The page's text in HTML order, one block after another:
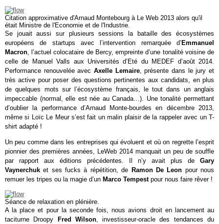
Citation approximative d'Arnaud Montebourg à Le Web 2013 alors qu'il
était Ministre de l'Economie et de l'Industrie.
Se jouait aussi sur plusieurs sessions la bataille des écosystèmes
européens de startups avec l’intervention remarquée d’ Emmanuel
Macron, l’actuel colocataire de Bercy, empreinte d’une tonalité voisine de
celle de Manuel Valls aux Universités d’Eté du MEDEF d’août 2014.
Performance renouvelée avec Axelle Lemaire, présente dans le jury et
très active pour poser des questions pertinentes aux candidats, en plus
de quelques mots sur l’écosystème français, le tout dans un anglais
impeccable (normal, elle est née au Canada…). Une tonalité permettant
d’oublier la performance d’Arnaud Monte-bourdes en décembre 2013,
même si Loïc Le Meur s’est fait un malin plaisir de la rappeler avec un T-
shirt adapté !
Un peu comme dans les entreprises qui évoluent et où on regrette l’esprit
pionnier des premières années, LeWeb 2014 manquait un peu de souffle
par rapport aux éditions précédentes. Il n’y avait plus de Gary
Vaynerchuket ses fucks à répétition, de Ramon De Leon pour nous
remuer les tripes ou la magie d’un Marco Tempest pour nous faire rêver !
Séance de relaxation en plénière.
A la place et pour la seconde fois, nous avions droit en lancement au
taciturne Droopy
Fred Wilson, investisseur-oracle des tendances du